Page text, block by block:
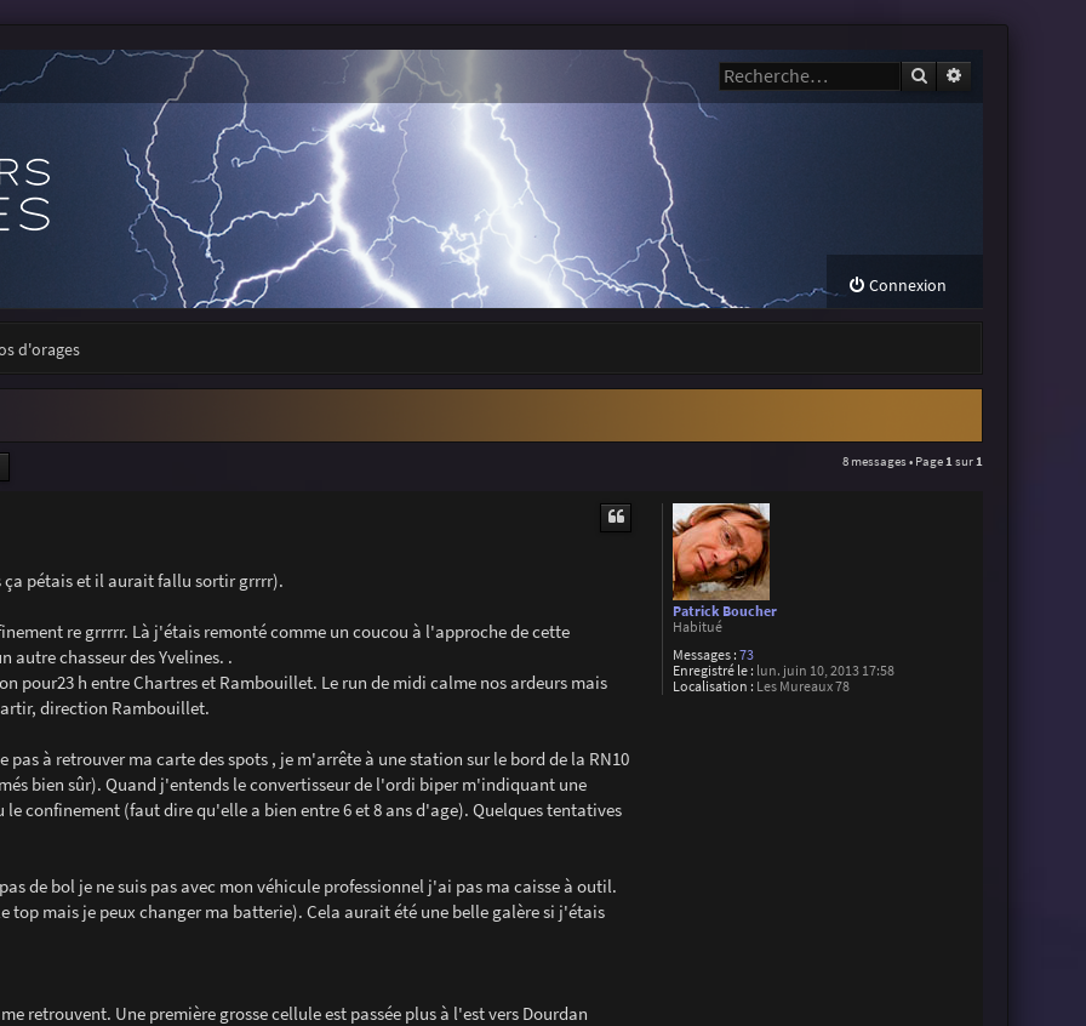
Rechercher
Connexion
d'orages
8 messages • Page 1 sur 1
Patrick Boucher
Habitué
Messages : 73
Enregistré le : lun. juin 10, 2013 17:58
Localisation : Les Mureaux 78
ça pétais et il aurait fallu sortir grrrr).
re grrrrr. Là j'étais remonté comme un coucou à l'approche de cette
chasseur des Yvelines. .
pour23 h entre Chartres et Rambouillet. Le run de midi calme nos ardeurs mais
direction Rambouillet.
à retrouver ma carte des spots , je m'arrête à une station sur le bord de la RN10
bien sûr). Quand j'entends le convertisseur de l'ordi biper m'indiquant une
confinement (faut dire qu'elle a bien entre 6 et 8 ans d'age). Quelques tentatives
de bol je ne suis pas avec mon véhicule professionnel j'ai pas ma caisse à outil.
top mais je peux changer ma batterie). Cela aurait été une belle galère si j'étais
retrouvent. Une première grosse cellule est passée plus à l'est vers Dourdan